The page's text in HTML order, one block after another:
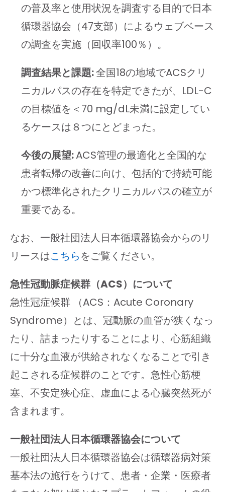
の普及率と使用状況を調査する目的で日本
循環器協会（47支部）によるウェブベース
の調査を実施（回収率100％）。
調査結果と課題:全国18の地域でACSクリ
ニカルパスの存在を特定できたが、LDL-C
の目標値を＜70 mg/dL未満に設定してい
るケースは８つにとどまった。
今後の展望:ACS管理の最適化と全国的な
患者転帰の改善に向け、包括的で持続可能
かつ標準化されたクリニカルパスの確立が
重要である。
なお、一般社団法人日本循環器協会からのリ
リースはこちらをご覧ください。
急性冠動脈症候群（ACS）について
急性冠症候群 （ACS：Acute Coronary
Syndrome）とは、冠動脈の血管が狭くなっ
たり、詰まったりすることにより、心筋組織
に十分な血液が供給されなくなることで引き
起こされる症候群のことです。急性心筋梗
塞、不安定狭心症、虚血による心臓突然死が
含まれます。
一般社団法人日本循環器協会について
一般社団法人日本循環器協会は循環器病対策
基本法の施行をうけて、患者・企業・医療者